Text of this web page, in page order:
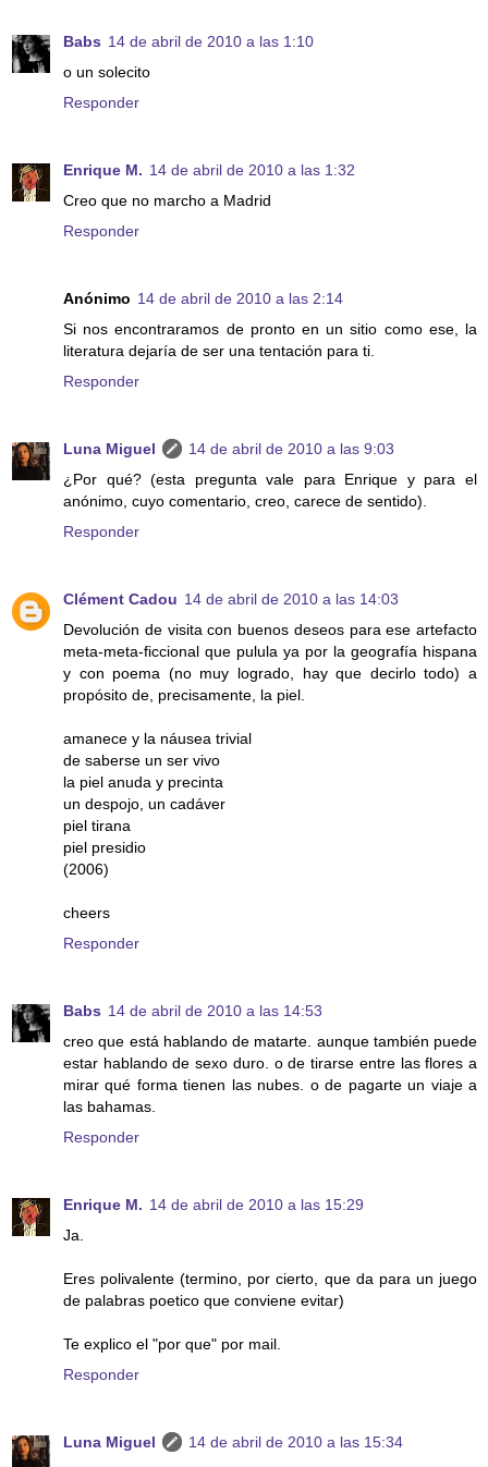
Babs 14 de abril de 2010 a las 1:10
o un solecito
Responder
Enrique M. 14 de abril de 2010 a las 1:32
Creo que no marcho a Madrid
Responder
Anónimo 14 de abril de 2010 a las 2:14
Si nos encontraramos de pronto en un sitio como ese, la
literatura dejaría de ser una tentación para ti.
Responder
Luna Miguel
14 de abril de 2010 a las 9:03
¿Por qué? (esta pregunta vale para Enrique y para el
anónimo, cuyo comentario, creo, carece de sentido).
Responder
Clément Cadou 14 de abril de 2010 a las 14:03
Devolución de visita con buenos deseos para ese artefacto
meta-meta-ficcional que pulula ya por la geografía hispana
y con poema (no muy logrado, hay que decirlo todo) a
propósito de, precisamente, la piel.
amanece y la náusea trivial
de saberse un ser vivo
la piel anuda y precinta
un despojo, un cadáver
piel tirana
piel presidio
(2006)
cheers
Responder
Babs 14 de abril de 2010 a las 14:53
creo que está hablando de matarte. aunque también puede
estar hablando de sexo duro. o de tirarse entre las flores a
mirar qué forma tienen las nubes. o de pagarte un viaje a
las bahamas.
Responder
Enrique M. 14 de abril de 2010 a las 15:29
Ja.
Eres polivalente (termino, por cierto, que da para un juego
de palabras poetico que conviene evitar)
Te explico el "por que" por mail.
Responder
Luna Miguel
14 de abril de 2010 a las 15:34